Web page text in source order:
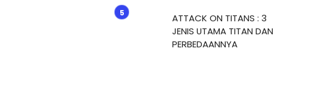
ATTACK ON TITANS : 3
JENIS UTAMA TITAN DAN
PERBEDAANNYA